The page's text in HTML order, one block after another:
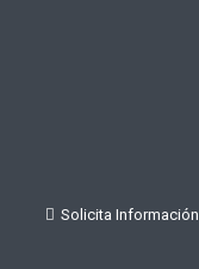
Solicita Información